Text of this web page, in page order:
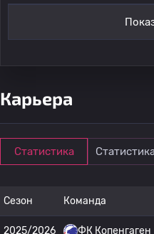
Карьера
Статистика
Сезон Команда
2025/2026 ФК Копенгаген